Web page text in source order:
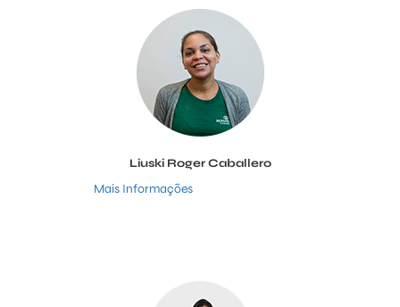
Liuski Roger Caballero
Mais Informações